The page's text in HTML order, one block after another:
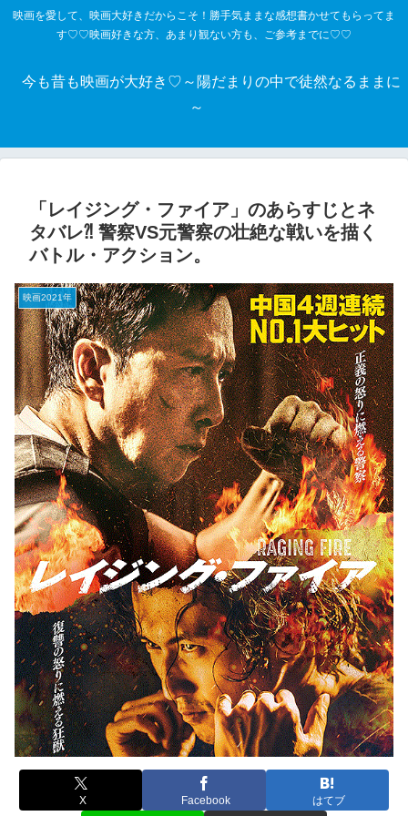
映画を愛して、映画大好きだからこそ！勝手気ままな感想書かせてもらってま
す♡♡映画好きな方、あまり観ない方も、ご参考までに♡♡
今も昔も映画が大好き♡～陽だまりの中で徒然なるままに
～
「レイジング・ファイア」のあらすじとネ
タバレ⁈ 警察VS元警察の壮絶な戦いを描く
バトル・アクション。
映画2021年
X Facebook はてブ